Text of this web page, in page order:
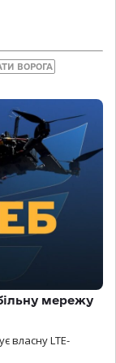
ВОРОГА
мережу
власну LTE-